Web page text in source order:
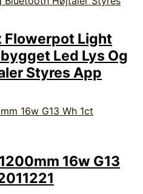
Flowerpot Light
Led Lys Og
Styres App
16w G13